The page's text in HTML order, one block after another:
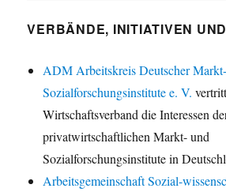
VERBÄNDE, INITIATIVEN
ADM Arbeitskreis Deutscher
Sozialforschungsinstitute e. V.
Wirtschaftsverband die Interessen
privatwirtschaftlichen Markt- und
Sozialforschungsinstitute in
Arbeitsgemeinschaft Sozial-